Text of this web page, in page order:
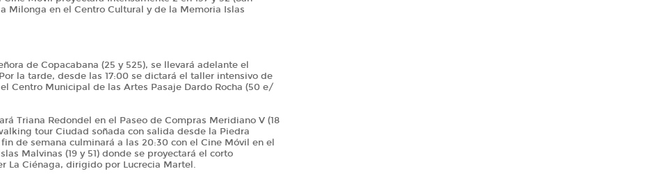
Milonga en el Centro Cultural y de la Memoria Islas
de Copacabana (25 y 525), se llevará adelante el
la tarde, desde las 17:00 se dictará el taller intensivo de
Centro Municipal de las Artes Pasaje Dardo Rocha (50 e/
Triana Redondel en el Paseo de Compras Meridiano V (18
tour Ciudad soñada con salida desde la Piedra
de semana culminará a las 20:30 con el Cine Móvil en el
Malvinas (19 y 51) donde se proyectará el corto
La Ciénaga, dirigido por Lucrecia Martel.